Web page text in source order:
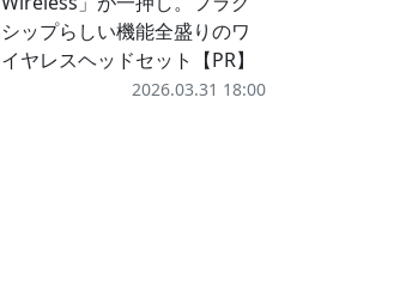
シップらしい機能全盛りのワ
イヤレスヘッドセット【PR】
2026.03.31 18:00